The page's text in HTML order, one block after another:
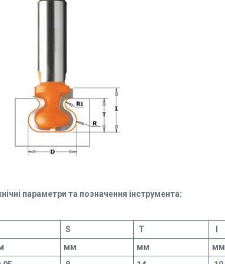
параметри та позначення інструмента:
S T I
мм мм мм